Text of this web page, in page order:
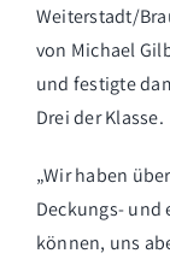
Weiterstadt/
von Michael
und festigte
Drei der Klasse.
„Wir haben
Deckungs-
können, uns